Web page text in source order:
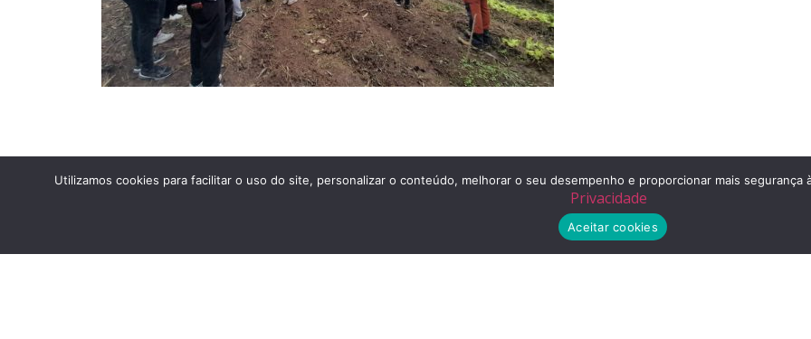
ANTERIOR
Utilizamos cookies para facilitar o uso do site, personalizar o conteúdo, melhorar o seu desempenho e proporcionar mais segurança
Privacidade
Aceitar cookies